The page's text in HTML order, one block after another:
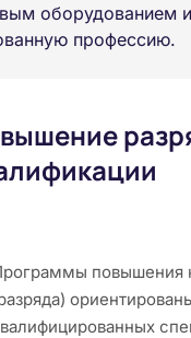
оборудованием
профессию.
повышения